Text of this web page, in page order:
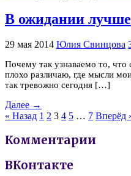
В ожидании
29 мая 2014 Юлия Свинцова
Почему так узнаваемо то, что
плохо различаю, где мысли
так тревожно сегодня […]
Далее →
« Назад 1 2 3 4 5 … 7 Вперёд
Комментарии
ВКонтакте